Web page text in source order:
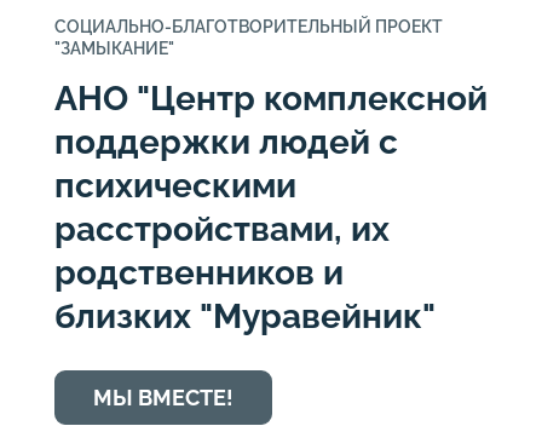
СОЦИАЛЬНО-БЛАГОТВОРИТЕЛЬНЫЙ ПРОЕКТ
"ЗАМЫКАНИЕ"
АНО "Центр комплексной
поддержки людей с
психическими
расстройствами, их
родственников и
близких "Муравейник"
МЫ ВМЕСТЕ!